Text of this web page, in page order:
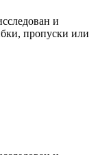
и
пропуски или